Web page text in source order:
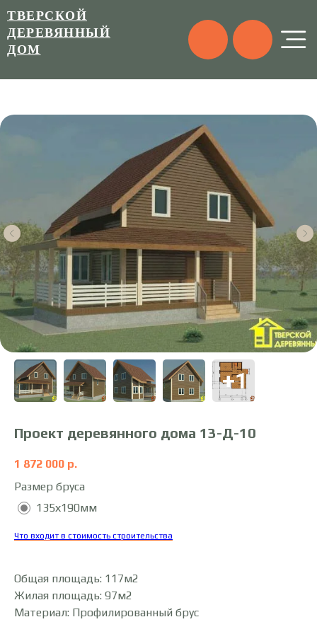
ТВЕРСКОЙ
ДЕРЕВЯННЫЙ
ДОМ
Проект деревянного дома 13-Д-10
1 872 000 р.
Размер бруса
135х190мм
Что входит в стоимость строительства
Общая площадь: 117м2
Жилая площадь: 97м2
Материал: Профилированный брус